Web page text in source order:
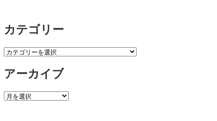
カテゴリー
カ
ゴ
ー
アーカイブ
ア